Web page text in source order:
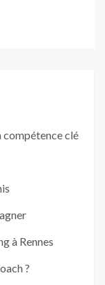
compétence clé
à Rennes
?